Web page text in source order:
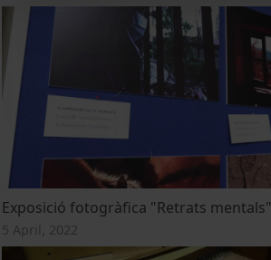
Exposició fotogràfica "Retrats mentals"
5 April, 2022